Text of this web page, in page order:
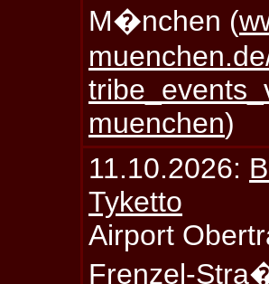
M�nchen (
muenchen)
11.10.2026:
Tyketto
Airport
Frenzel-